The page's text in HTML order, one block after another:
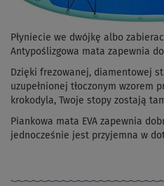
Płyniecie we dwójkę albo
Antypoślizgowa mata zapewnia
Dzięki frezowanej, diamentowej
uzupełnionej tłoczonym wzorem
krokodyla, Twoje stopy zostają
Piankowa mata EVA zapewnia
jednocześnie jest przyjemna w